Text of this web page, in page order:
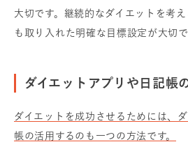
大切です。継続的なダイエットを考
も取り入れた明確な目標設定が大切で
ダイエットアプリや日記帳
ダイエットを成功させるためには、
帳の活用するのも一つの方法です。